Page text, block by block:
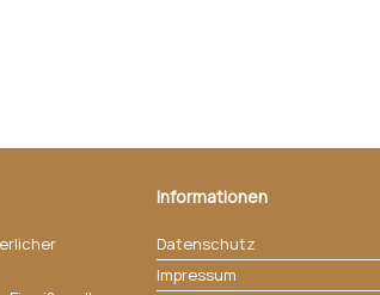
Informationen
Datenschutz
Impressum